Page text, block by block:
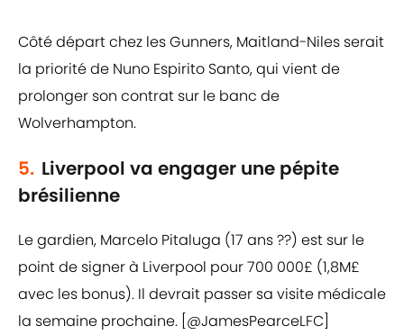
Côté départ chez les Gunners, Maitland-Niles serait
la priorité de Nuno Espirito Santo, qui vient de
prolonger son contrat sur le banc de
Wolverhampton.
5. Liverpool va engager une pépite
brésilienne
Le gardien, Marcelo Pitaluga (17 ans ??) est sur le
point de signer à Liverpool pour 700 000£ (1,8M£
avec les bonus). Il devrait passer sa visite médicale
la semaine prochaine. [ @JamesPearceLFC